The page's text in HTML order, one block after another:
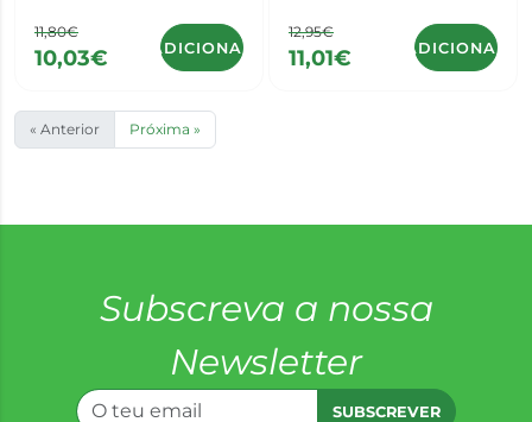
11,80€
10,03€ ADICIONAR
12,95€
11,01€ ADICIONAR
« Anterior Próxima »
Subscreva a nossa
Newsletter
SUBSCREVER